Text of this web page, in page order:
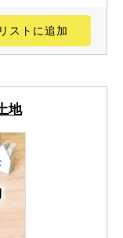
スト に追加
地